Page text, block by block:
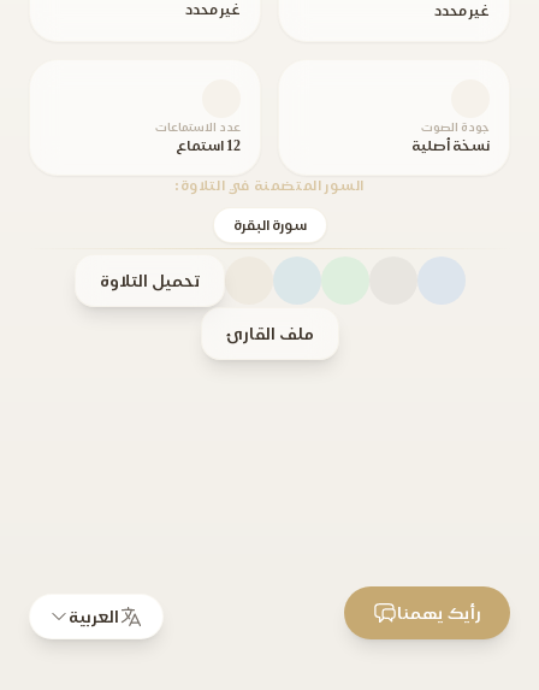
غير محدد غير محدد
جودة الصوت
نسخة أصلية
عدد الاستماعات
12 استماع
السور المتضمنة في التلاوة:
سورة البقرة
تحميل التلاوة
ملف القارئ
العربية رأيك يهمنا